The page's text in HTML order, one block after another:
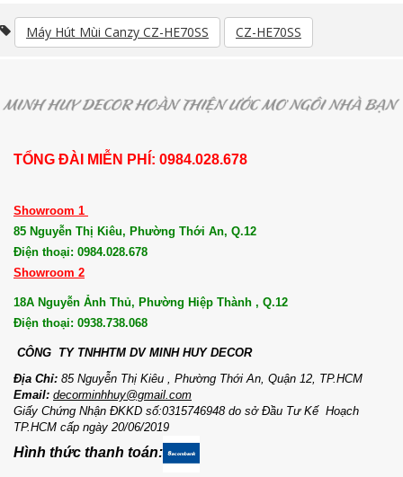
Máy Hút Mùi Canzy CZ-HE70SS CZ-HE70SS
TỔNG ĐÀI MIỄN PHÍ: 0984.028.678
Showroom 1
85 Nguyễn Thị Kiêu, Phường Thới An, Q.12
Điện thoại: 0984.028.678
Showroom 2
18A Nguyễn Ảnh Thủ, Phường Hiệp Thành , Q.12
Điện thoại: 0938.738.068
CÔNG TY TNHHTM DV MINH HUY DECOR
Địa Chỉ: 85 Nguyễn Thị Kiêu , Phường Thới An, Quận 12, TP.HCM
Email: decorminhhuy@gmail.com
Giấy Chứng Nhận ĐKKD số:0315746948 do sở Đầu Tư Kế Hoạch
TP.HCM cấp ngày 20/06/2019
Hình thức thanh toán: